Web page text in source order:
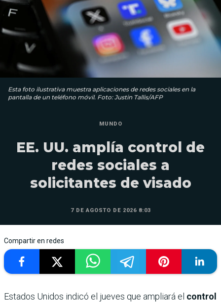
Esta foto ilustrativa muestra aplicaciones de redes sociales en la
pantalla de un teléfono móvil. Foto: Justin Tallis/AFP
MUNDO
EE. UU. amplía control de
redes sociales a
solicitantes de visado
7 DE AGOSTO DE 2026 8:03
Compartir en redes
Estados Unidos indicó el jueves que ampliará el control